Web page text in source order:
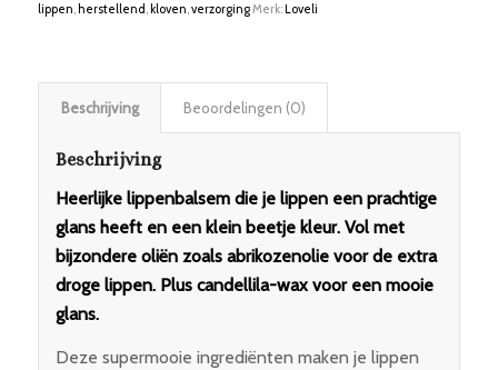
lippen, herstellend , kloven,verzorgingMerk:Loveli
Beschrijving Beoordelingen (0)
Beschrijving
Heerlijke lippenbalsem die je lippen een prachtige
glans heeft en een klein beetje kleur. Vol met
bijzondere oliën zoals abrikozenolie voor de extra
droge lippen. Plus candellila-wax voor een mooie
glans.
Deze supermooie ingrediënten maken je lippen